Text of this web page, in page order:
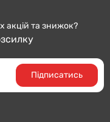
акцій та знижок?
Підписатись